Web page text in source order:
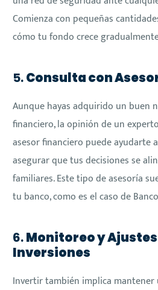
Comienza con pequeñas
cómo tu fondo crece
5.Consulta con
Aunque hayas adquirido un buen
financiero, la opinión de un
asesor financiero puede ayudarte
asegurar que tus decisiones se
familiares. Este tipo de asesoría
tu banco, como es el caso de
6.Monitoreo y Ajustes
Inversiones
Invertir también implica